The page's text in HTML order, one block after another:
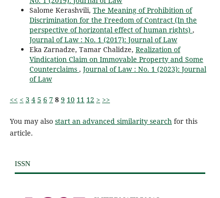
Salome Kerashvili, The Meaning of Prohibition of
Discrimination for the Freedom of Contract (In the
perspective of horizontal effect of human rights) ,
Journal of Law : No. 1 (2017): Journal of Law
Eka Zarnadze, Tamar Chalidze, Realization of
Vindication Claim on Immovable Property and Some
Counterclaims , Journal of Law : No. 1 (2023): Journal
of Law
<< < 3 4 5 6 7 8 9 10 11 12 > >>
You may also start an advanced similarity searchfor this
article.
ISSN